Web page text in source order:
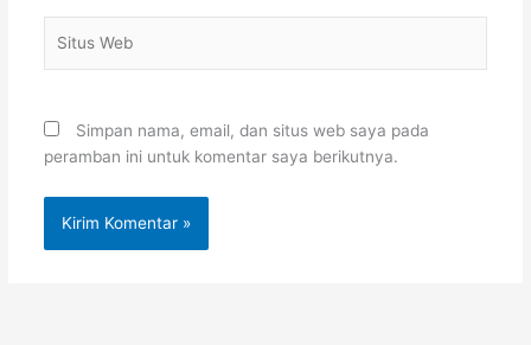
Web
Simpan nama, email, dan situs web saya pada
peramban ini untuk komentar saya berikutnya.